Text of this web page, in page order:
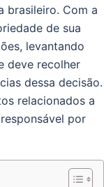
brasileiro. Com a
de sua
levantando
deve recolher
dessa decisão.
relacionados a
por